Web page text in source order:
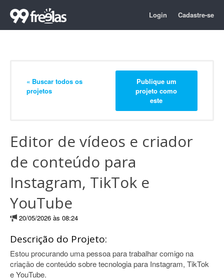
Login Cadastre-se
« Buscar todos os
projetos
Publique um
projeto como
este
Editor de vídeos e criador
de conteúdo para
Instagram, TikTok e
YouTube
20/05/2026 às 08:24
Descrição do Projeto:
Estou procurando uma pessoa para trabalhar comigo na
criação de conteúdo sobre tecnologia para Instagram, TikTok
e YouTube.